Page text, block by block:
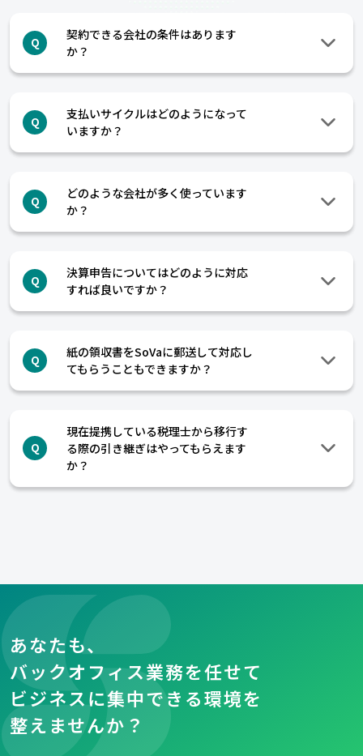
Q
契約できる会社の条件はあります
か？
Q
支払いサイクルはどのようになって
いますか？
Q
どのような会社が多く使っています
か？
Q
決算申告についてはどのように対応
すれば良いですか？
Q
紙の領収書をSoVaに郵送して対応し
てもらうこともできますか？
Q
現在提携している税理士から移行す
る際の引き継ぎはやってもらえます
か？
あなたも、
バックオフィス業務を任せて
ビジネスに集中できる環境を
整えませんか？